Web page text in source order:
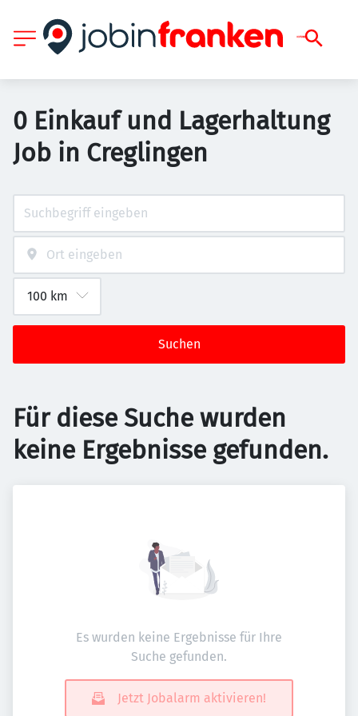
0 Einkauf und Lagerhaltung
Job in Creglingen
Suchen
Für diese Suche wurden
keine Ergebnisse gefunden.
Es wurden keine Ergebnisse für Ihre
Suche gefunden.
Jetzt Jobalarm aktivieren!